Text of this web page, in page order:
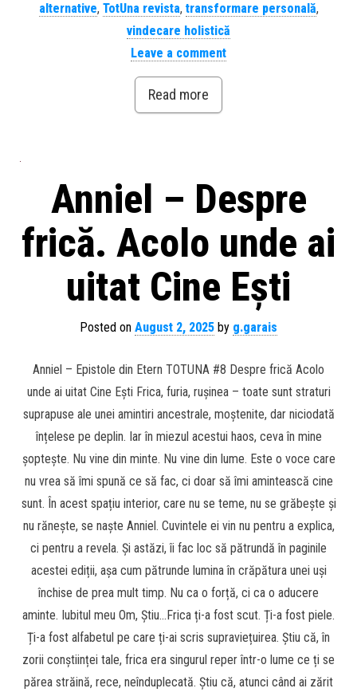
alternative, TotUna revista, transformare personală,
vindecare holistică
Leave a comment
Read more
Anniel – Despre
frică. Acolo unde ai
uitat Cine Ești
Posted on August 2, 2025 by g.garais
Anniel – Epistole din Etern TOTUNA #8 Despre frică Acolo
unde ai uitat Cine Ești Frica, furia, rușinea – toate sunt straturi
suprapuse ale unei amintiri ancestrale, moștenite, dar niciodată
înțelese pe deplin. Iar în miezul acestui haos, ceva în mine
șoptește. Nu vine din minte. Nu vine din lume. Este o voce care
nu vrea să îmi spună ce să fac, ci doar să îmi amintească cine
sunt. În acest spațiu interior, care nu se teme, nu se grăbește și
nu rănește, se naște Anniel. Cuvintele ei vin nu pentru a explica,
ci pentru a revela. Și astăzi, îi fac loc să pătrundă în paginile
acestei ediții, așa cum pătrunde lumina în crăpătura unei uși
închise de prea mult timp. Nu ca o forță, ci ca o aducere
aminte. Iubitul meu Om, Știu…Frica ți-a fost scut. Ți-a fost piele.
Ți-a fost alfabetul pe care ți-ai scris supraviețuirea. Știu că, în
zorii conștiinței tale, frica era singurul reper într-o lume ce ți se
părea străină, rece, neînduplecată. Știu că, atunci când ai zărit